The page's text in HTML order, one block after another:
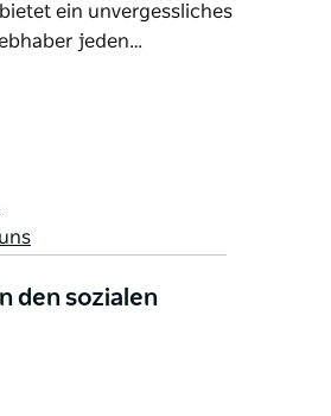
ein unvergessliches
jeden…
trifft. Tauchen Sie ein in die
Sie die
im Freien für Grillabende mit
und erkunden Sie die Wege
bietet ein unvergessliches
jeden Alters – nur 20
den sozialen